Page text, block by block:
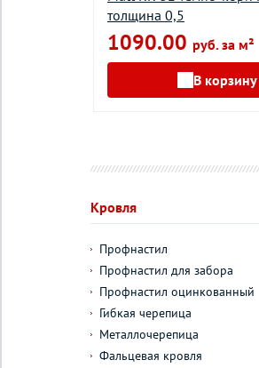
толщина 0,5
1090.00 руб. за м²
В корзину
Кровля
Профнастил
Профнастил для забора
Профнастил оцинкованный
Гибкая черепица
Металлочерепица
Фальцевая кровля